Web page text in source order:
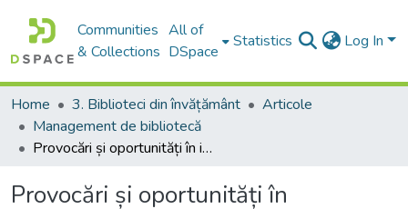
Communities
& Collections
All of
DSpace
Statistics Log In
Home 3. Biblioteci din învățământ
Articole
Management de bibliotecă
Provocări și oportunități în implementarea managementului datelor de cercetare în bibliotecile academice din Republica Moldova
Provocări și oportunități în